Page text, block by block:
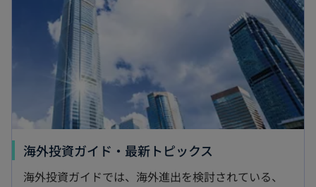
海外投資ガイド・最新トピックス
海外投資ガイドでは、海外進出を検討されている、